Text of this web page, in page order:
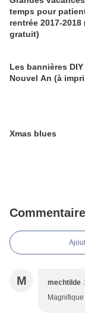
temps pour
rentrée 2017-2018
gratuit)
Les bannières
Nouvel An (à
Xmas blues
M mechtilde